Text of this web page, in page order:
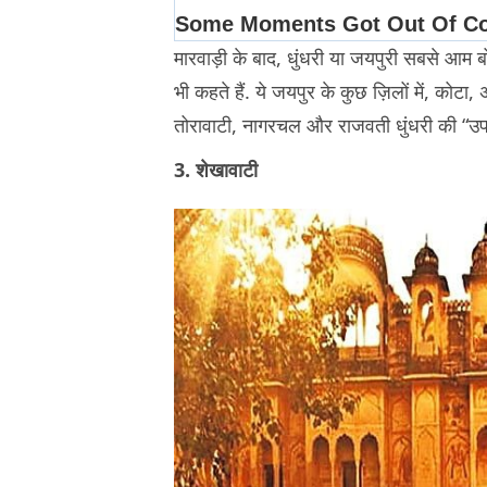
मारवाड़ी के बाद, धुंधरी या जयपुरी सबसे आम
भी कहते हैं. ये जयपुर के कुछ ज़िलों में, कोटा,
तोरावाटी, नागरचल और राजवती धुंधरी
3. शेखावाटी